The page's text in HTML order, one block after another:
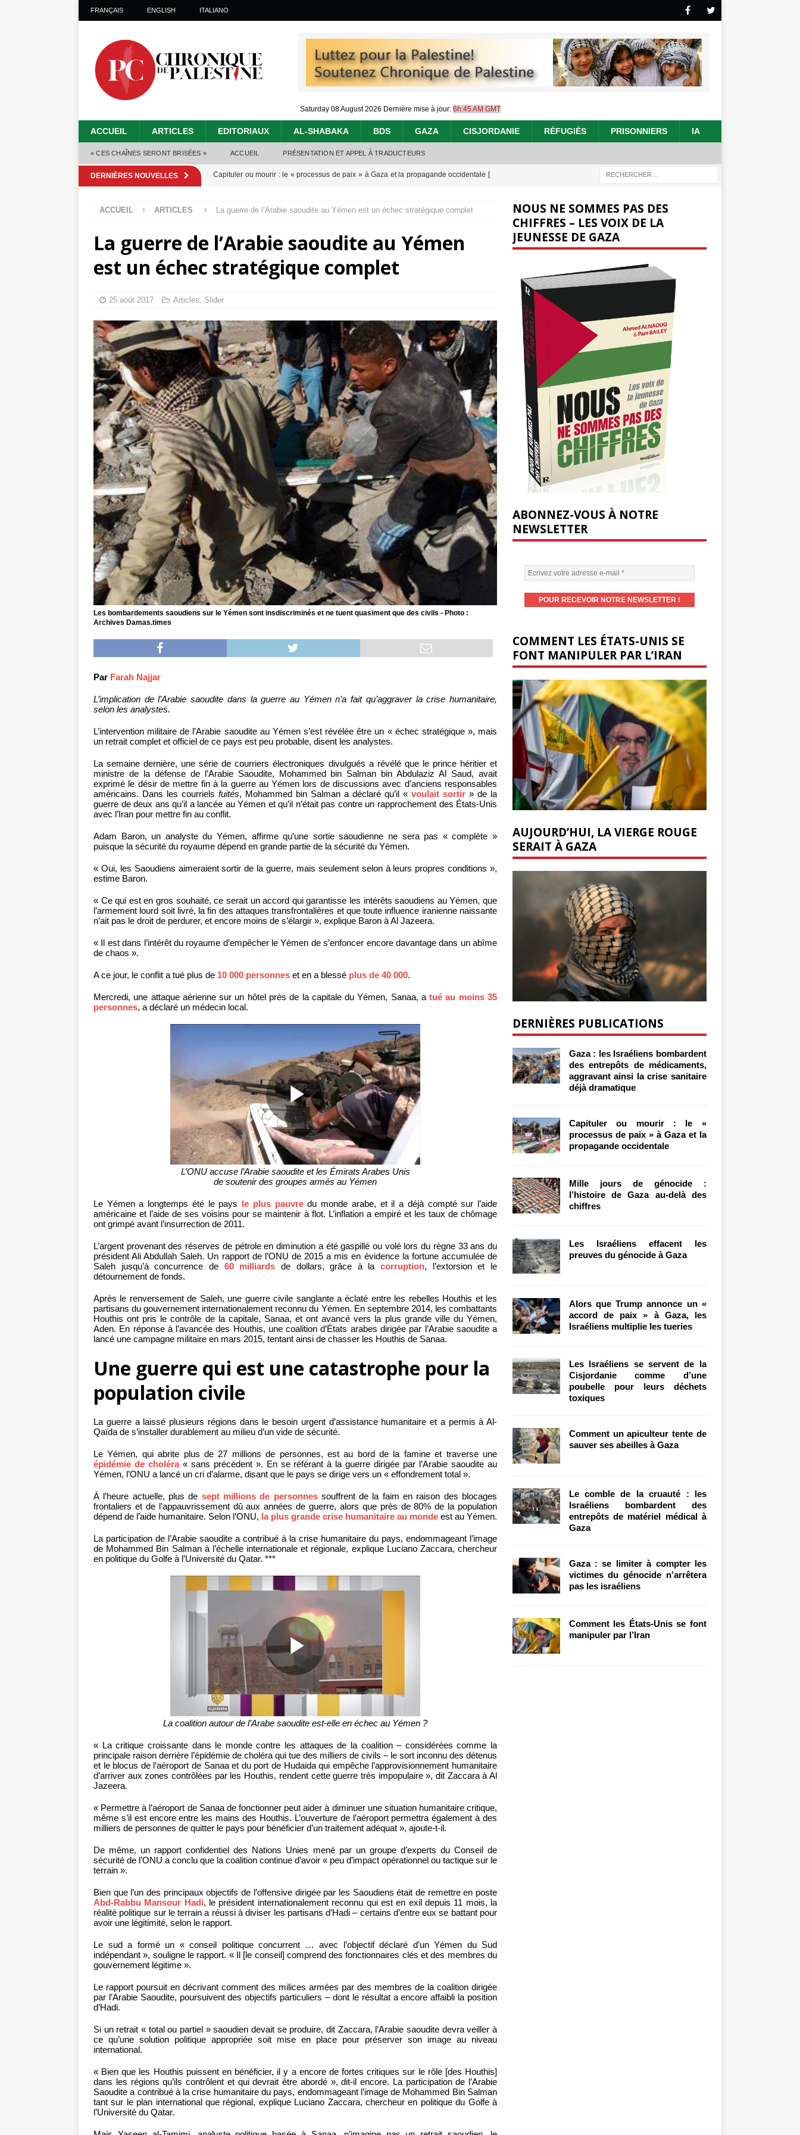
FRANÇAIS ENGLISH ITALIANO
Saturday 08 August 2026 Dernière mise à jour: 6h:45 AM GMT
ACCUEIL ARTICLES EDITORIAUX AL-SHABAKA BDS GAZA CISJORDANIE RÉFUGIÉS PRISONNIERS IA
« CES CHAÎNES SERONT BRISÉES » ACCUEIL PRÉSENTATION ET APPEL À TRADUCTEURS
DERNIÈRES NOUVELLES Capituler ou mourir : le « processus de paix » à Gaza et la propagande occidentale [
Mille jours de génocide : l’histoire de Gaza au-delà des chiffres[ 5 août 2026 ]
Les Israéliens effacent les preuves du génocide à Gaza [ 4 août 2026 ]
tueries [ 4 août 2026 ]
Gaza : les Israéliens bombardent des entrepôts de médicaments, aggravant ainsi la
ACCUEIL ARTICLES La guerre de l’Arabie saoudite au Yémen est un échec stratégique complet
La guerre de l’Arabie saoudite au Yémen
est un échec stratégique complet
25 août 2017 Articles, Slider
Les bombardements saoudiens sur le Yémen sont insdiscriminés et ne tuent quasiment que des civils - Photo :
Archives Damas.times
Par Farah Najjar
L’implication de l’Arabie saoudite dans la guerre au Yémen n’a fait qu’aggraver la crise humanitaire,
selon les analystes.
L’intervention militaire de l’Arabie saoudite au Yémen s’est révélée être un « échec stratégique », mais
un retrait complet et officiel de ce pays est peu probable, disent les analystes.
La semaine dernière, une série de courriers électroniques divulgués a révélé que le prince héritier et
ministre de la défense de l’Arabie Saoudite, Mohammed bin Salman bin Abdulaziz Al Saud, avait
exprimé le désir de mettre fin à la guerre au Yémen lors de discussions avec d’anciens responsables
américains. Dans les courrielsfuités, Mohammed bin Salman a déclaré qu’il «voulait sortir » de la
guerre de deux ans qu’il a lancée au Yémen et qu’il n’était pas contre un rapprochement des États-Unis
avec l’Iran pour mettre fin au conflit.
Adam Baron, un analyste du Yémen, affirme qu’une sortie saoudienne ne sera pas « complète »
puisque la sécurité du royaume dépend en grande partie de la sécurité du Yémen.
« Oui, les Saoudiens aimeraient sortir de la guerre, mais seulement selon à leurs propres conditions »,
estime Baron.
« Ce qui est en gros souhaité, ce serait un accord qui garantisse les intérêts saoudiens au Yémen, que
l’armement lourd soit livré, la fin des attaques transfrontalières et que toute influence iranienne naissante
n’ait pas le droit de perdurer, et encore moins de s’élargir », explique Baron à Al Jazeera.
« Il est dans l’intérêt du royaume d’empêcher le Yémen de s’enfoncer encore davantage dans un abîme
de chaos ».
A ce jour, le conflit a tué plus de 10 000 personnes et en a blessé plus de 40 000.
Mercredi, une attaque aérienne sur un hôtel près de la capitale du Yémen, Sanaa, atué au moins 35
personnes, a déclaré un médecin local.
L’ONU accuse l’Arabie saoudite et les Émirats Arabes Unis
de soutenir des groupes armés au Yémen
Le Yémen a longtemps été le pays le plus pauvredu monde arabe, et il a déjà compté sur l’aide
américaine et l’aide de ses voisins pour se maintenir à flot. L’inflation a empiré et les taux de chômage
ont grimpé avant l’insurrection de 2011.
L’argent provenant des réserves de pétrole en diminution a été gaspillé ou volé lors du règne 33 ans du
président Ali Abdullah Saleh. Un rapport de l’ONU de 2015 a mis en évidence la fortune accumulée de
Saleh jusqu’à concurrence de 60 milliards de dollars, grâce à lacorruption, l’extorsion et le
détournement de fonds.
Après le renversement de Saleh, une guerre civile sanglante a éclaté entre les rebelles Houthis et les
partisans du gouvernement internationalement reconnu du Yémen. En septembre 2014, les combattants
Houthis ont pris le contrôle de la capitale, Sanaa, et ont avancé vers la plus grande ville du Yémen,
Aden. En réponse à l’avancée des Houthis, une coalition d’États arabes dirigée par l’Arabie saoudite a
lancé une campagne militaire en mars 2015, tentant ainsi de chasser les Houthis de Sanaa.
Une guerre qui est une catastrophe pour la
population civile
La guerre a laissé plusieurs régions dans le besoin urgent d’assistance humanitaire et a permis à Al-
Qaïda de s’installer durablement au milieu d’un vide de sécurité.
Le Yémen, qui abrite plus de 27 millions de personnes, est au bord de la famine et traverse une
épidémie de choléra« sans précédent ». En se référant à la guerre dirigée par l’Arabie saoudite au
Yémen, l’ONU a lancé un cri d’alarme, disant que le pays se dirige vers un « effondrement total ».
À l’heure actuelle, plus de sept millions de personnessouffrent de la faim en raison des blocages
frontaliers et de l’appauvrissement dû aux années de guerre, alors que près de 80% de la population
dépend de l’aide humanitaire. Selon l’ONU, la plus grande crise humanitaire au monde est au Yémen.
La participation de l’Arabie saoudite a contribué à la crise humanitaire du pays, endommageant l’image
de Mohammed Bin Salman à l’échelle internationale et régionale, explique Luciano Zaccara, chercheur
en politique du Golfe à l’Université du Qatar. ***
La coalition autour de l’Arabe saoudite est-elle en échec au Yémen ?
« La critique croissante dans le monde contre les attaques de la coalition – considérées comme la
principale raison derrière l’épidémie de choléra qui tue des milliers de civils – le sort inconnu des détenus
et le blocus de l’aéroport de Sanaa et du port de Hudaida qui empêche l’approvisionnement humanitaire
d’arriver aux zones contrôlées par les Houthis, rendent cette guerre très impopulaire », dit Zaccara à Al
Jazeera.
« Permettre à l’aéroport de Sanaa de fonctionner peut aider à diminuer une situation humanitaire critique,
même s’il est encore entre les mains des Houthis. L’ouverture de l’aéroport permettra également à des
milliers de personnes de quitter le pays pour bénéficier d’un traitement adéquat », ajoute-t-il.
De même, un rapport confidentiel des Nations Unies mené par un groupe d’experts du Conseil de
sécurité de l’ONU a conclu que la coalition continue d’avoir « peu d’impact opérationnel ou tactique sur le
terrain ».
Bien que l’un des principaux objectifs de l’offensive dirigée par les Saoudiens était de remettre en poste
Abd-Rabbu Mansour Hadi, le président internationalement reconnu qui est en exil depuis 11 mois, la
réalité politique sur le terrain a réussi à diviser les partisans d’Hadi – certains d’entre eux se battant pour
avoir une légitimité, selon le rapport.
Le sud a formé un « conseil politique concurrent … avec l’objectif déclaré d’un Yémen du Sud
indépendant », souligne le rapport. « Il [le conseil] comprend des fonctionnaires clés et des membres du
gouvernement légitime ».
Le rapport poursuit en décrivant comment des milices armées par des membres de la coalition dirigée
par l’Arabie Saoudite, poursuivent des objectifs particuliers – dont le résultat a encore affaibli la position
d’Hadi.
Si un retrait « total ou partiel » saoudien devait se produire, dit Zaccara, l’Arabie saoudite devra veiller à
ce qu’une solution politique appropriée soit mise en place pour préserver son image au niveau
international.
« Bien que les Houthis puissent en bénéficier, il y a encore de fortes critiques sur le rôle [des Houthis]
dans les régions qu’ils contrôlent et qui devrait être abordé », dit-il encore. La participation de l’Arabie
Saoudite a contribué à la crise humanitaire du pays, endommageant l’image de Mohammed Bin Salman
tant sur le plan international que régional, explique Luciano Zaccara, chercheur en politique du Golfe à
l’Université du Qatar.
NOUS NE SOMMES PAS DES
CHIFFRES – LES VOIX DE LA
JEUNESSE DE GAZA
ABONNEZ-VOUS À NOTRE
NEWSLETTER
COMMENT LES ÉTATS-UNIS SE
FONT MANIPULER PAR L’IRAN
AUJOURD’HUI, LA VIERGE ROUGE
SERAIT À GAZA
DERNIÈRES PUBLICATIONS
Gaza : les Israéliens bombardent
des entrepôts de médicaments,
aggravant ainsi la crise sanitaire
déjà dramatique
Capituler ou mourir : le «
processus de paix » à Gaza et la
propagande occidentale
Mille jours de génocide :
l’histoire de Gaza au-delà des
chiffres
Les Israéliens effacent les
preuves du génocide à Gaza
Alors que Trump annonce un «
accord de paix » à Gaza, les
Israéliens multiplie les tueries
Les Israéliens se servent de la
Cisjordanie comme d’une
poubelle pour leurs déchets
toxiques
Comment un apiculteur tente de
sauver ses abeilles à Gaza
Le comble de la cruauté : les
Israéliens bombardent des
entrepôts de matériel médical à
Gaza
Gaza : se limiter à compter les
victimes du génocide n’arrêtera
pas les israéliens
Comment les États-Unis se font
manipuler par l’Iran